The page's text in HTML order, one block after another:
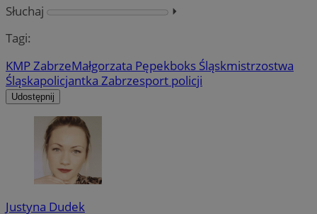
Słuchaj
⏵︎
Tagi:
KMP ZabrzeMałgorzata Pępekboks Śląskmistrzostwa
Śląskapolicjantka Zabrzesport policji
Udostępnij
Justyna Dudek